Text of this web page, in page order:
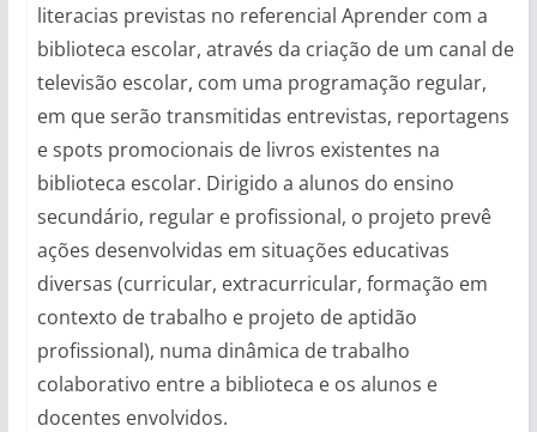
literacias previstas no referencial Aprender com a
biblioteca escolar, através da criação de um canal de
televisão escolar, com uma programação regular,
em que serão transmitidas entrevistas, reportagens
e spots promocionais de livros existentes na
biblioteca escolar. Dirigido a alunos do ensino
secundário, regular e profissional, o projeto prevê
ações desenvolvidas em situações educativas
diversas (curricular, extracurricular, formação em
contexto de trabalho e projeto de aptidão
profissional), numa dinâmica de trabalho
colaborativo entre a biblioteca e os alunos e
docentes envolvidos.